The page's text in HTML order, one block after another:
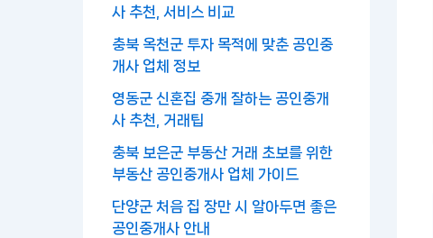
사 추천, 서비스 비교
충북 옥천군 투자 목적에 맞춘 공인중
개사 업체 정보
영동군 신혼집 중개 잘하는 공인중개
사 추천, 거래팁
충북 보은군 부동산 거래 초보를 위한
부동산 공인중개사 업체 가이드
단양군 처음 집 장만 시 알아두면 좋은
공인중개사 안내